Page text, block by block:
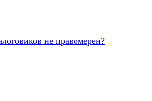
не правомерен?